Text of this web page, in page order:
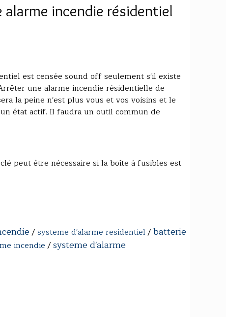
incendie résidentiel
est censée sound off seulement s'il existe
une alarme incendie résidentielle de
la peine n'est plus vous et vos voisins et le
état actif. Il faudra un outil commun de
peut être nécessaire si la boîte à fusibles est
/systeme d'alarme residentiel/batterie
incendie/systeme d'alarme